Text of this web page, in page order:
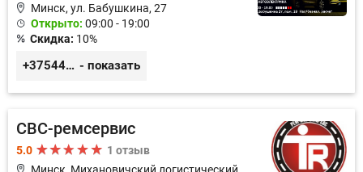
Минск, ул. Бабушкина, 27
Открыто: 09:00 - 19:00
Скидка: 10%
+375447430060 - показать
СВС-ремсервис
5.0
1 отзыв